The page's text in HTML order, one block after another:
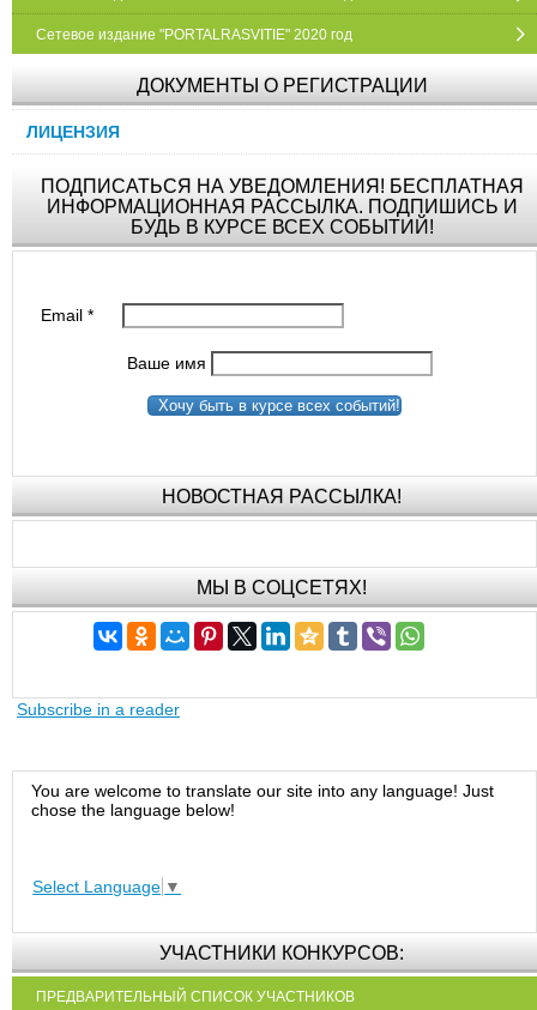
Сетевое издание "PORTALRASVITIE" 2020 год
ДОКУМЕНТЫ О РЕГИСТРАЦИИ
ЛИЦЕНЗИЯ
ПОДПИСАТЬСЯ НА УВЕДОМЛЕНИЯ! БЕСПЛАТНАЯ
ИНФОРМАЦИОННАЯ РАССЫЛКА. ПОДПИШИСЬ И
БУДЬ В КУРСЕ ВСЕХ СОБЫТИЙ!
Email*
Ваше имя
Хочу быть в курсе всех событий!
НОВОСТНАЯ РАССЫЛКА!
МЫ В СОЦСЕТЯХ!
Subscribe in a reader
You are welcome to translate our site into any language! Just
chose the language below!
Select Language ▼
УЧАСТНИКИ КОНКУРСОВ:
ПРЕДВАРИТЕЛЬНЫЙ СПИСОК УЧАСТНИКОВ